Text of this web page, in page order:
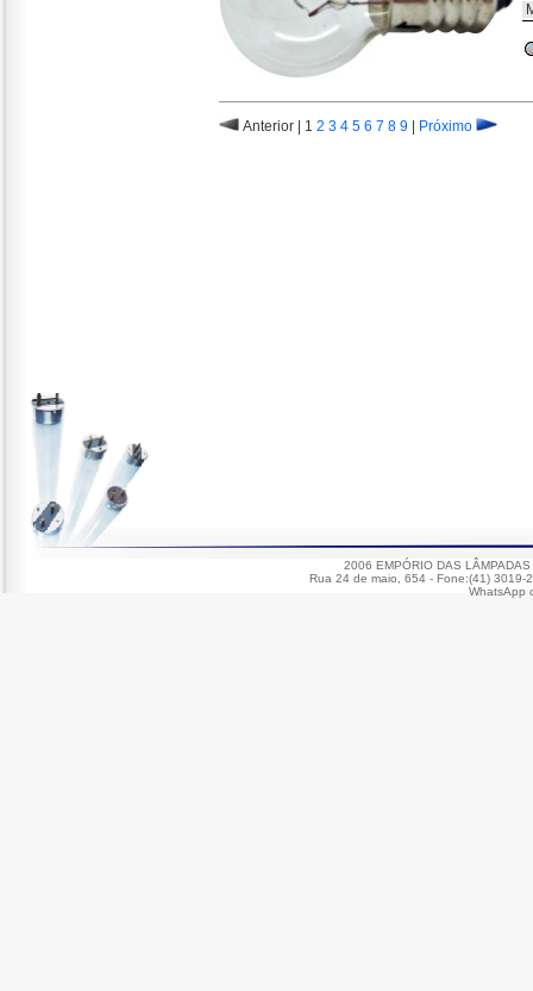
Anterior | 1 2 3 4 5 6 7 8 9 Próximo
2006 EMPÓRIO DAS
Rua 24 de maio, 654 - Fone:(41) 3019-
WhatsApp